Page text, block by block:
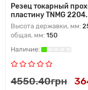
Резец токарный
пластину TNMG
Высота державки, мм:
общая, мм: 150
4550.40грн